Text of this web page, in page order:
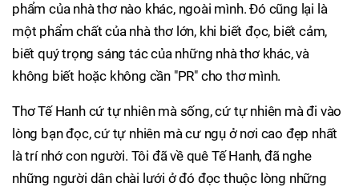
phẩm của nhà thơ nào khác, ngoài mình. Đó cũng lại là
một phẩm chất của nhà thơ lớn, khi biết đọc, biết cảm,
biết quý trọng sáng tác của những nhà thơ khác, và
không biết hoặc không cần "PR" cho thơ mình.
Thơ Tế Hanh cứ tự nhiên mà sống, cứ tự nhiên mà đi vào
lòng bạn đọc, cứ tự nhiên mà cư ngụ ở nơi cao đẹp nhất
là trí nhớ con người. Tôi đã về quê Tế Hanh, đã nghe
những người dân chài lưới ở đó đọc thuộc lòng những